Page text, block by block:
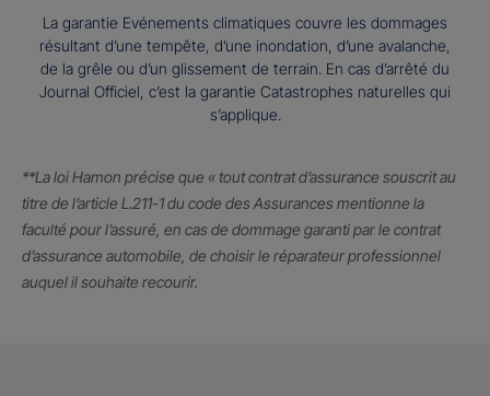
La garantie Evénements climatiques couvre les dommages
résultant d’une tempête, d’une inondation, d’une avalanche,
de la grêle ou d’un glissement de terrain. En cas d’arrêté du
Journal Officiel, c’est la garantie Catastrophes naturelles qui
s’applique.
**La loi Hamon précise que « tout contrat d’assurance souscrit au
titre de l’article L.211-1 du code des Assurances mentionne la
faculté pour l’assuré, en cas de dommage garanti par le contrat
d’assurance automobile, de choisir le réparateur professionnel
auquel il souhaite recourir.